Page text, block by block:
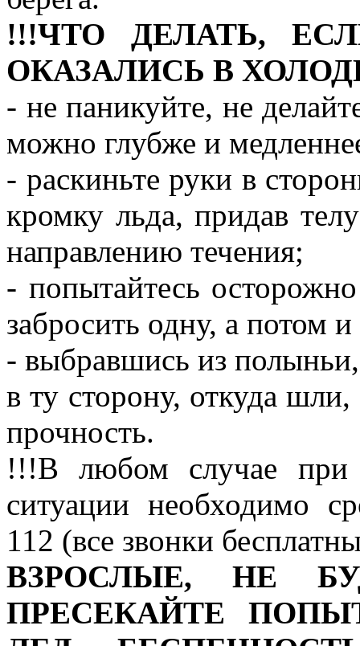
!!!ЧТО ДЕЛАТЬ,
ОКАЗАЛИСЬ В
- не паникуйте, не
можно глубже и
- раскиньте руки в
кромку льда, придав
направлению течения;
- попытайтесь
забросить одну, а потом
- выбравшись из полыньи,
в ту сторону, откуда
прочность.
!!!В любом случае при
ситуации необходимо
112 (все звонки
ВЗРОСЛЫЕ, НЕ
ПРЕСЕКАЙТЕ